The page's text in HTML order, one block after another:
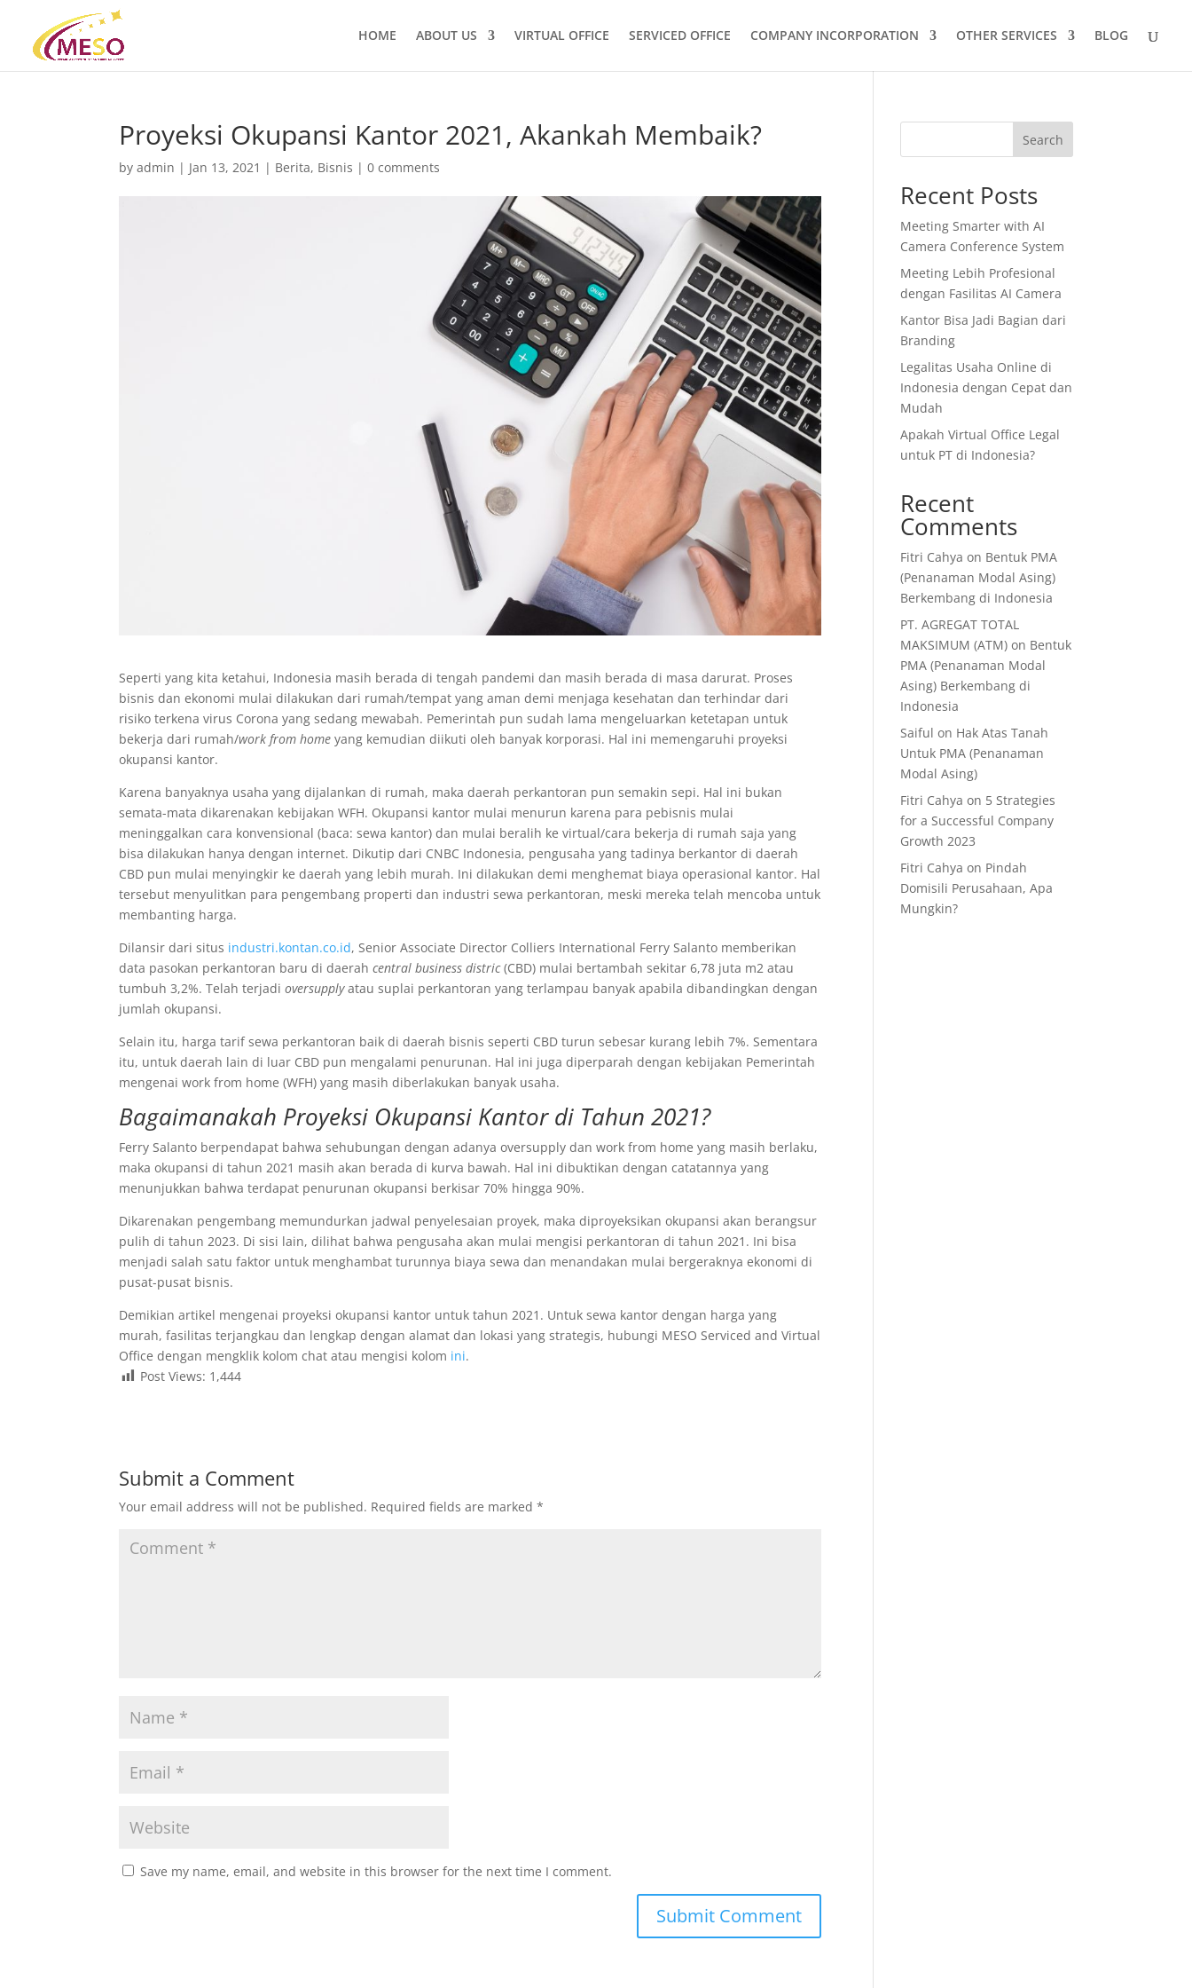
HOME ABOUT US VIRTUAL OFFICE SERVICED OFFICE COMPANY INCORPORATION OTHER SERVICES BLOG
Proyeksi Okupansi Kantor 2021, Akankah Membaik?
byadmin | Jan 13, 2021 | Berita, Bisnis |0 comments
Seperti yang kita ketahui, Indonesia masih berada di tengah pandemi dan masih berada di masa darurat. Proses
bisnis dan ekonomi mulai dilakukan dari rumah/tempat yang aman demi menjaga kesehatan dan terhindar dari
risiko terkena virus Corona yang sedang mewabah. Pemerintah pun sudah lama mengeluarkan ketetapan untuk
bekerja dari rumah/work from home yang kemudian diikuti oleh banyak korporasi. Hal ini memengaruhi proyeksi
okupansi kantor.
Karena banyaknya usaha yang dijalankan di rumah, maka daerah perkantoran pun semakin sepi. Hal ini bukan
semata-mata dikarenakan kebijakan WFH. Okupansi kantor mulai menurun karena para pebisnis mulai
meninggalkan cara konvensional (baca: sewa kantor) dan mulai beralih ke virtual/cara bekerja di rumah saja yang
bisa dilakukan hanya dengan internet. Dikutip dari CNBC Indonesia, pengusaha yang tadinya berkantor di daerah
CBD pun mulai menyingkir ke daerah yang lebih murah. Ini dilakukan demi menghemat biaya operasional kantor. Hal
tersebut menyulitkan para pengembang properti dan industri sewa perkantoran, meski mereka telah mencoba untuk
membanting harga.
Dilansir dari situs industri.kontan.co.id, Senior Associate Director Colliers International Ferry Salanto memberikan
data pasokan perkantoran baru di daerah central business distric(CBD) mulai bertambah sekitar 6,78 juta m2 atau
tumbuh 3,2%. Telah terjadioversupplyatau suplai perkantoran yang terlampau banyak apabila dibandingkan dengan
jumlah okupansi.
Selain itu, harga tarif sewa perkantoran baik di daerah bisnis seperti CBD turun sebesar kurang lebih 7%. Sementara
itu, untuk daerah lain di luar CBD pun mengalami penurunan. Hal ini juga diperparah dengan kebijakan Pemerintah
mengenai work from home (WFH) yang masih diberlakukan banyak usaha.
Bagaimanakah Proyeksi Okupansi Kantor di Tahun 2021?
Ferry Salanto berpendapat bahwa sehubungan dengan adanya oversupply dan work from home yang masih berlaku,
maka okupansi di tahun 2021 masih akan berada di kurva bawah. Hal ini dibuktikan dengan catatannya yang
menunjukkan bahwa terdapat penurunan okupansi berkisar 70% hingga 90%.
Dikarenakan pengembang memundurkan jadwal penyelesaian proyek, maka diproyeksikan okupansi akan berangsur
pulih di tahun 2023. Di sisi lain, dilihat bahwa pengusaha akan mulai mengisi perkantoran di tahun 2021. Ini bisa
menjadi salah satu faktor untuk menghambat turunnya biaya sewa dan menandakan mulai bergeraknya ekonomi di
pusat-pusat bisnis.
Demikian artikel mengenai proyeksi okupansi kantor untuk tahun 2021. Untuk sewa kantor dengan harga yang
murah, fasilitas terjangkau dan lengkap dengan alamat dan lokasi yang strategis, hubungi MESO Serviced and Virtual
Office dengan mengklik kolom chat atau mengisi kolom ini.
Post Views: 1,444
Submit a Comment
Your email address will not be published. Required fields are marked*
Save my name, email, and website in this browser for the next time I comment.
Search
Recent Posts
Meeting Smarter with AI
Camera Conference System
Meeting Lebih Profesional
dengan Fasilitas AI Camera
Kantor Bisa Jadi Bagian dari
Branding
Legalitas Usaha Online di
Indonesia dengan Cepat dan
Mudah
Apakah Virtual Office Legal
untuk PT di Indonesia?
Recent
Comments
Fitri Cahya on Bentuk PMA
(Penanaman Modal Asing)
Berkembang di Indonesia
PT. AGREGAT TOTAL
MAKSIMUM (ATM) on Bentuk
PMA (Penanaman Modal
Asing) Berkembang di
Indonesia
Saiful on Hak Atas Tanah
Untuk PMA (Penanaman
Modal Asing)
Fitri Cahya on 5 Strategies
for a Successful Company
Growth 2023
Fitri Cahya on Pindah
Domisili Perusahaan, Apa
Mungkin?